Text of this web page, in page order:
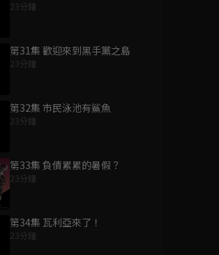
23分鐘
第31集 歡迎來到黑手黨之島
23分鐘
第32集 市民泳池有鯊魚
23分鐘
第33集 負債累累的暑假？
23分鐘
第34集 瓦利亞來了！
23分鐘